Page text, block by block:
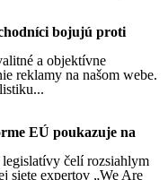
bojujú proti
a objektívne
reklamy na našom webe.
EÚ poukazuje na
čelí rozsiahlym
siete expertov „We Are